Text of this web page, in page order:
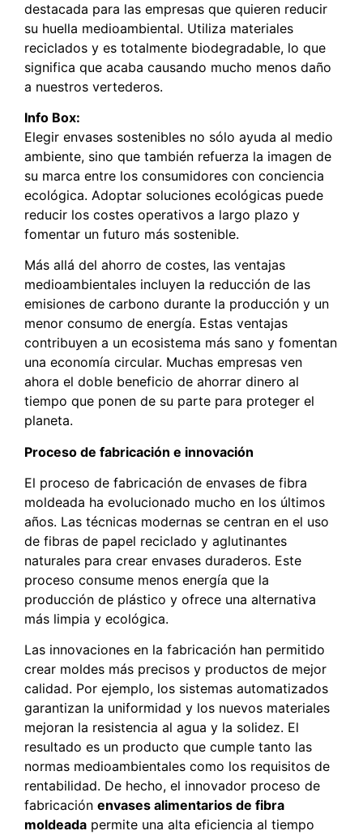
destacada para las empresas que quieren reducir
su huella medioambiental. Utiliza materiales
reciclados y es totalmente biodegradable, lo que
significa que acaba causando mucho menos daño
a nuestros vertederos.
Info Box:
Elegir envases sostenibles no sólo ayuda al medio
ambiente, sino que también refuerza la imagen de
su marca entre los consumidores con conciencia
ecológica. Adoptar soluciones ecológicas puede
reducir los costes operativos a largo plazo y
fomentar un futuro más sostenible.
Más allá del ahorro de costes, las ventajas
medioambientales incluyen la reducción de las
emisiones de carbono durante la producción y un
menor consumo de energía. Estas ventajas
contribuyen a un ecosistema más sano y fomentan
una economía circular. Muchas empresas ven
ahora el doble beneficio de ahorrar dinero al
tiempo que ponen de su parte para proteger el
planeta.
Proceso de fabricación e innovación
El proceso de fabricación de envases de fibra
moldeada ha evolucionado mucho en los últimos
años. Las técnicas modernas se centran en el uso
de fibras de papel reciclado y aglutinantes
naturales para crear envases duraderos. Este
proceso consume menos energía que la
producción de plástico y ofrece una alternativa
más limpia y ecológica.
Las innovaciones en la fabricación han permitido
crear moldes más precisos y productos de mejor
calidad. Por ejemplo, los sistemas automatizados
garantizan la uniformidad y los nuevos materiales
mejoran la resistencia al agua y la solidez. El
resultado es un producto que cumple tanto las
normas medioambientales como los requisitos de
rentabilidad. De hecho, el innovador proceso de
fabricación envases alimentarios de fibra
moldeada permite una alta eficiencia al tiempo